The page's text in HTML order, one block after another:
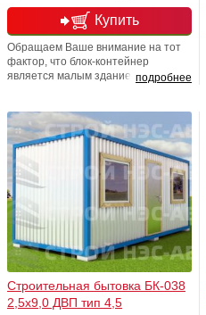
Купить
подробнее
Обращаем Ваше внимание на тот
фактор, что блок-контейнер
является малым зданием, которое
безусловно, это обеспечение
различных многофункциональных
нужд приобретателя, если
отсутствуют наиболее комфортные
условия проживания, например
полноценного жилого дома
Строительная бытовка БК-038
2,5х9,0 ДВП тип 4,5